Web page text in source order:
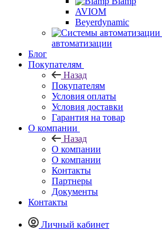
AVIOM
Beyerdynamic
автоматизации
Блог
Покупателям
Назад
Покупателям
Условия оплаты
Условия доставки
Гарантия на товар
О компании
Назад
О компании
О компании
Контакты
Партнеры
Документы
Контакты
Личный кабинет